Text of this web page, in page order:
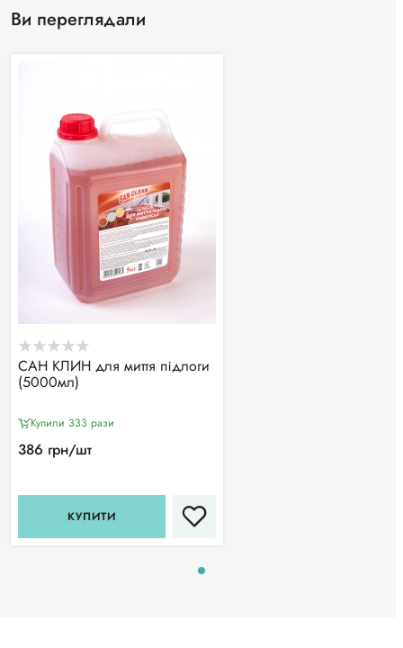
Ви переглядали
САН КЛИН для миття підлоги
(5000мл)
Купили 333 рази
386 грн/шт
КУПИТИ